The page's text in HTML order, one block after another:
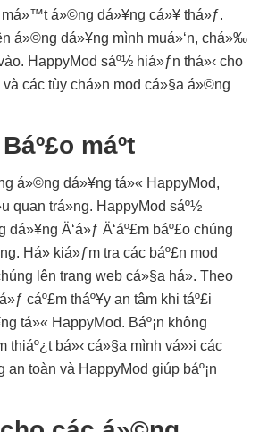
má»™t á»©ng dá»¥ng cá»¥ thá»ƒ.
á»©ng dá»¥ng mình muá»‘n, chá»‰
HappyMod sáº½ hiá»ƒn thá»‹ cho
các tùy chá»n mod cá»§a á»©ng
máº­t
á»©ng dá»¥ng tá»« HappyMod,
quan trá»ng. HappyMod sáº½
Ä‘á»ƒ Ä‘áº£m báº£o chúng
Há» kiá»ƒm tra các báº£n mod
lên trang web cá»§a há». Theo
cáº£m tháº¥y an tâm khi táº£i
tá»« HappyMod. Báº¡n không
thiáº¿t bá»‹ cá»§a mình vá»›i các
toàn và HappyMod giúp báº¡n